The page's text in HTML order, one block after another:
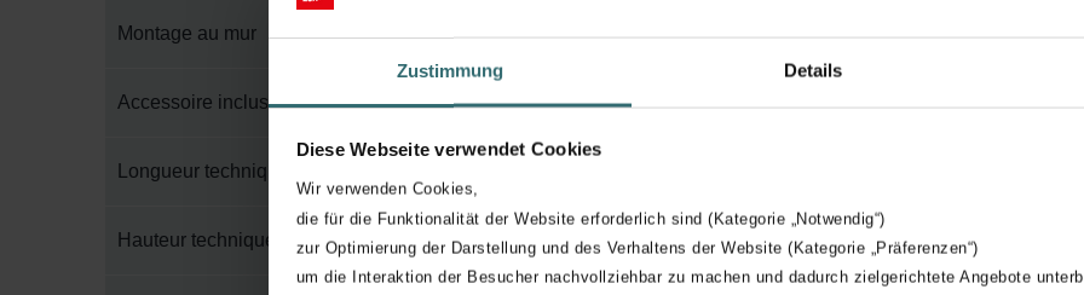
Zustimmung Details
Diese Webseite verwendet Cookies
Wir verwenden Cookies,
die für die Funktionalität der Website erforderlich sind (Kategorie „Notwendig“)
zur Optimierung der Darstellung und des Verhaltens der Website (Kategorie „Präferenzen“)
um die Interaktion der Besucher nachvollziehbar zu machen und dadurch zielgerichtete Angebote
Montage au mur
Accessoire inclus dans l'emballage
Longueur technique
Hauteur technique